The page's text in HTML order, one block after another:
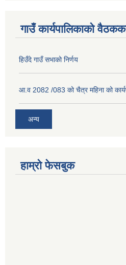
गाउँ कार्यपालिकाको
हिउँदे गाउँ सभाको निर्णय
आ.व 2082 /083 को चैत्र महिना को
अन्य
हाम्रो फेसबुक